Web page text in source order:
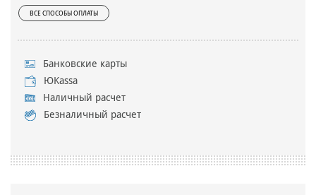
ВСЕ СПОСОБЫ ОПЛАТЫ
Банковские карты
ЮKassa
Наличный расчет
Безналичный расчет